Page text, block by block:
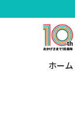
ホーム